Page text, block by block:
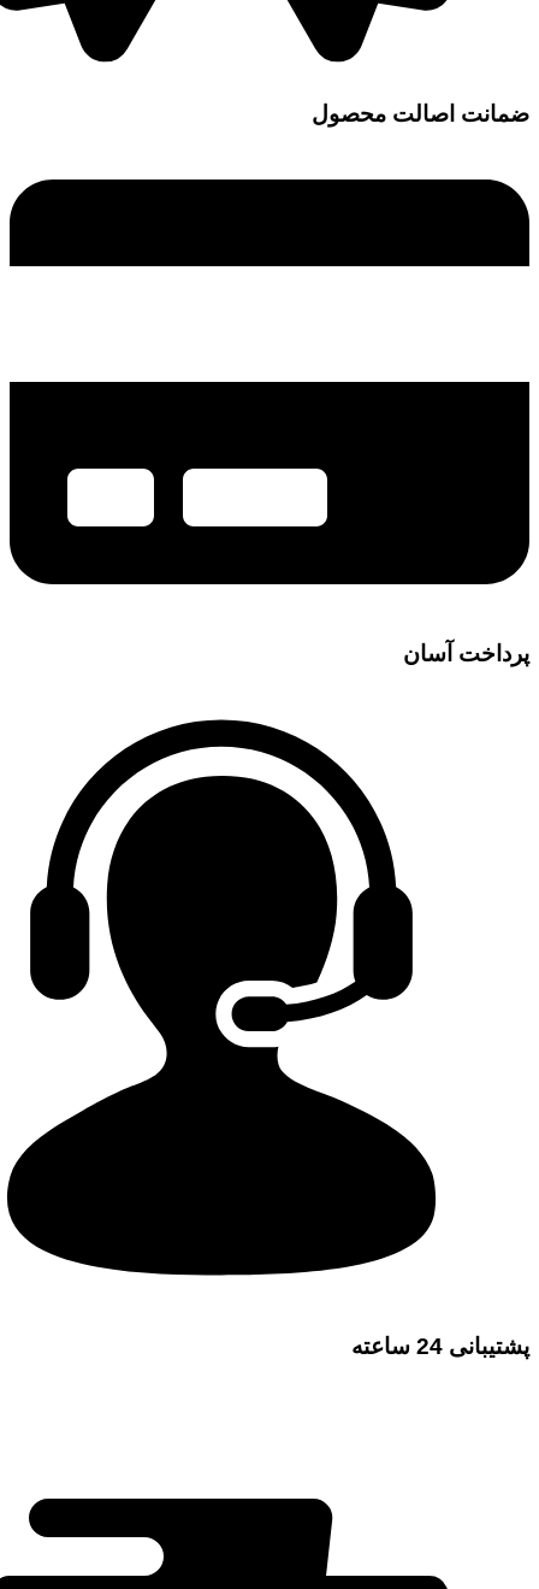
ضمانت اصالت محصول
پرداخت آسان
پشتیبانی 24 ساعته